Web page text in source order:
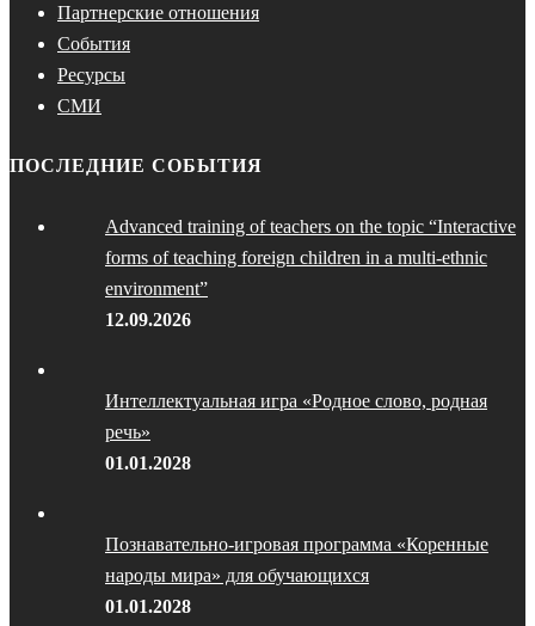
Партнерские отношения
События
Ресурсы
СМИ
ПОСЛЕДНИЕ СОБЫТИЯ
Advanced training of teachers on the topic “Interactive
forms of teaching foreign children in a multi-ethnic
environment”
12.09.2026
Интеллектуальная игра «Родное слово, родная
речь»
01.01.2028
Познавательно-игровая программа «Коренные
народы мира» для обучающихся
01.01.2028